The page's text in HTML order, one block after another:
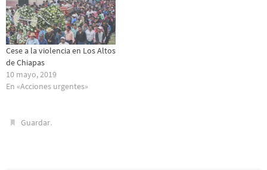
Cese a la violencia en Los Altos
de Chiapas
10 mayo, 2019
En «Acciones urgentes»
Guardar.